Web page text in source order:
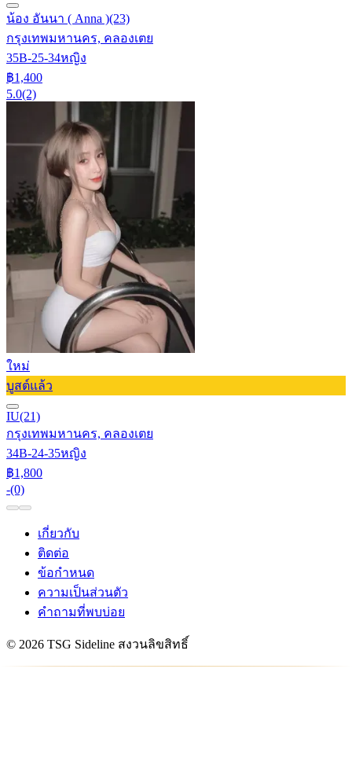
น้อง อันนา ( Anna )(23)
กรุงเทพมหานคร, คลองเตย
35B-25-34หญิง
฿1,400
5.0(2)
ใหม่
บูสต์แล้ว
IU(21)
กรุงเทพมหานคร, คลองเตย
34B-24-35หญิง
฿1,800
-(0)
เกี่ยวกับ
ติดต่อ
ข้อกำหนด
ความเป็นส่วนตัว
คำถามที่พบบ่อย
© 2026 TSG Sideline สงวนลิขสิทธิ์